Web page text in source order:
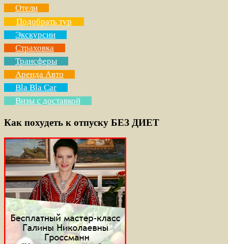
Отели
Подобрать тур
Экскурсии
Страховка
Трансферы
Аренда Авто
Bla Bla Car
Визы с доставкой
Как похудеть к отпуску БЕЗ ДИЕТ